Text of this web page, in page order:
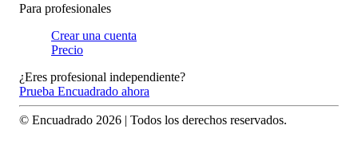
Para profesionales
Crear una cuenta
Precio
¿Eres profesional independiente?
Prueba Encuadrado ahora
© Encuadrado 2026 | Todos los derechos reservados.